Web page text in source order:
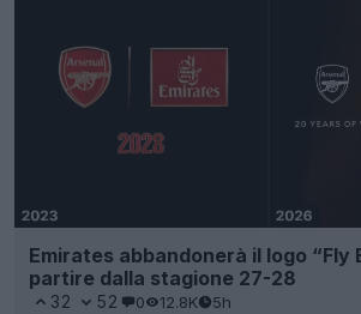
Emirates abbandonerà il logo “Fly
partire dalla stagione 27-28
32 52 0 12.8K 5h